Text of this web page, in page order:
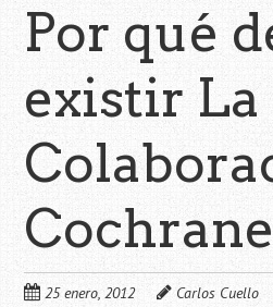
Por qué
existir La
Cochrane
25 enero, 2012 Carlos Cuello